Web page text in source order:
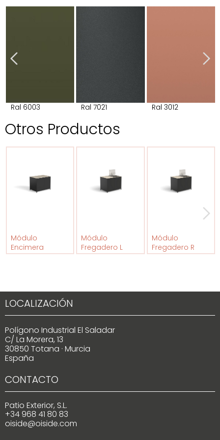
Ral 6003 Ral 7021 Ral 3012
Otros Productos
Módulo
Encimera
Módulo
Fregadero L
Módulo
Fregadero R
LOCALIZACIÓN
Polígono Industrial El Saladar
C/ La Morera, 13
30850 Totana · Murcia
España
CONTACTO
Patio Exterior, S.L.
+34 968 41 80 83
oiside@oiside.com